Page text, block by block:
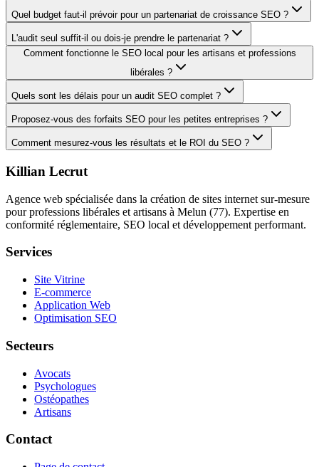
Quel budget faut-il prévoir pour un partenariat de croissance SEO ?
L'audit seul suffit-il ou dois-je prendre le partenariat ?
Comment fonctionne le SEO local pour les artisans et professions
libérales ?
Quels sont les délais pour un audit SEO complet ?
Proposez-vous des forfaits SEO pour les petites entreprises ?
Comment mesurez-vous les résultats et le ROI du SEO ?
Killian Lecrut
Agence web spécialisée dans la création de sites internet sur-mesure
pour professions libérales et artisans à Melun (77). Expertise en
conformité réglementaire, SEO local et développement performant.
Services
Site Vitrine
E-commerce
Application Web
Optimisation SEO
Secteurs
Avocats
Psychologues
Ostéopathes
Artisans
Contact